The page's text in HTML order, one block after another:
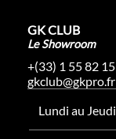
GK CLUB
Le Showroom
+(33) 1 55 82
gkclub@gkpro.fr
Lundi au Jeudi